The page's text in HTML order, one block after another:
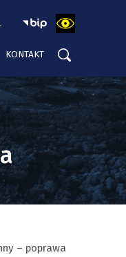
KONTAKT
– poprawa